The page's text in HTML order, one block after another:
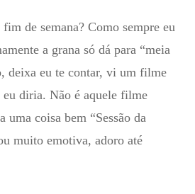
fim de semana? Como sempre eu
a grana só dá para “meia
deixa eu te contar, vi um filme
diria. Não é aquele filme
uma coisa bem “Sessão da
muito emotiva, adoro até